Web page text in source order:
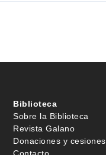
Biblioteca
Sobre la Biblioteca
Revista Galano
Donaciones y cesiones